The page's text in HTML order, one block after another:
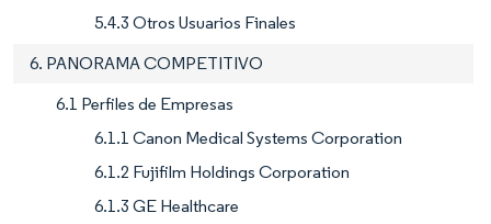
5.4.3 Otros Usuarios Finales
6. PANORAMA COMPETITIVO
6.1 Perfiles de Empresas
6.1.1 Canon Medical Systems Corporation
6.1.2 Fujifilm Holdings Corporation
6.1.3 GE Healthcare